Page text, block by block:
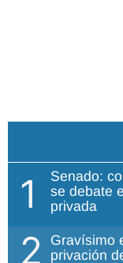
1
Senado:
se debate
privada
2
Gravísimo
privación